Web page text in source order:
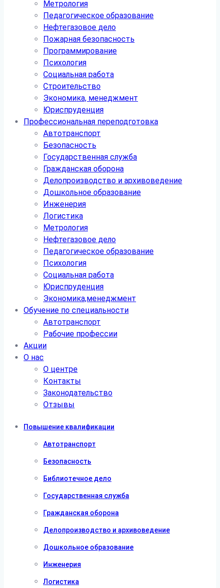
Метрология
Педагогическое образование
Нефтегазовое дело
Пожарная безопасность
Программирование
Психология
Социальная работа
Строительство
Экономика, менеджмент
Юриспруденция
Профессиональная переподготовка
Автотранспорт
Безопасность
Государственная служба
Гражданская оборона
Делопроизводство и архивоведение
Дошкольное образование
Инженерия
Логистика
Метрология
Нефтегазовое дело
Педагогическое образование
Психология
Социальная работа
Юриспруденция
Экономика,менеджмент
Обучение по специальности
Автотранспорт
Рабочие профессии
Акции
О нас
О центре
Контакты
Законодательство
Отзывы
Повышение квалификации
Автотранспорт
Безопасность
Библиотечное дело
Государственная служба
Гражданская оборона
Делопроизводство и архивоведение
Дошкольное образование
Инженерия
Логистика